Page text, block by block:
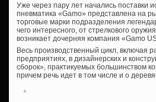
Уже через пару лет начались поставки
пневматика «Gamo» представлена на
торговые марки подразделения
чего интересного, от стрелкового
возникает дочерняя компания «Gamo
Весь производственный цикл, включая
предприятиях, в дизайнерских и
сборок», практикуемых большинством
причем речь идет в том числе и о